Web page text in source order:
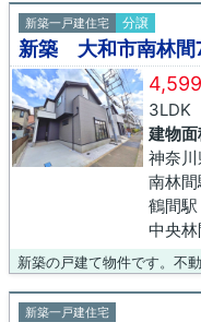
新築一戸建住宅 分譲
新築 大和市南林
4,599
3LDK
建物
神奈
南林間
鶴間
中央
新築一戸建住宅